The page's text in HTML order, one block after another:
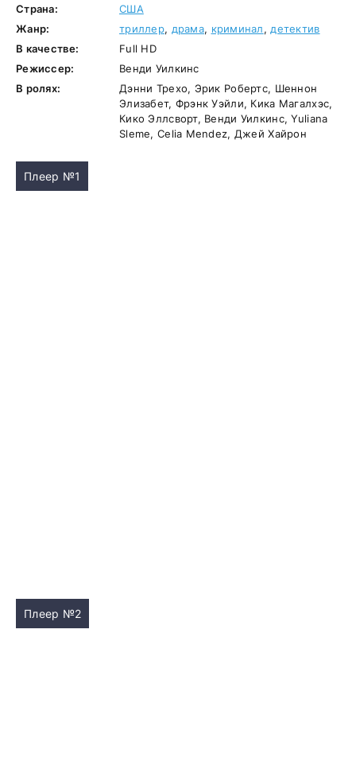
Страна:
США
Жанр:
триллер, драма, криминал, детектив
В качестве:
Full HD
Режиссер:
Венди Уилкинс
В ролях:
Дэнни Трехо, Эрик Робертс, Шеннон
Элизабет, Фрэнк Уэйли, Кика Магалхэс,
Кико Эллсворт, Венди Уилкинс, Yuliana
Sleme, Celia Mendez, Джей Хайрон
Плеер №1
Плеер №2